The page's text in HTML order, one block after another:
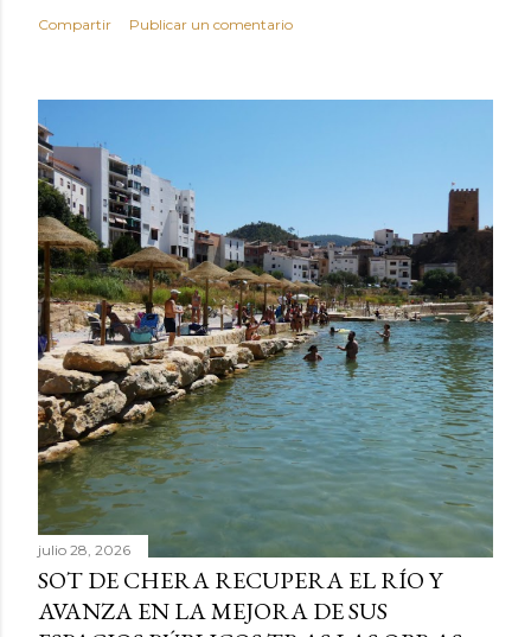
Compartir Publicar un comentario
julio 28, 2026
SOT DE CHERA RECUPERA EL RÍO Y
AVANZA EN LA MEJORA DE SUS